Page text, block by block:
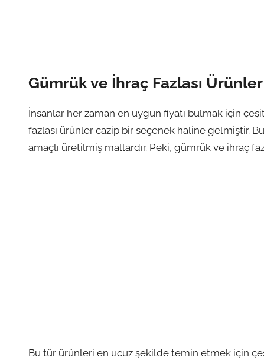
Gümrük ve İhraç Fazlası
İnsanlar her zaman en uygun fiyatı bulmak için
fazlası ürünler cazip bir seçenek haline gelmiştir.
amaçlı üretilmiş mallardır. Peki, gümrük ve ihraç
Bu tür ürünleri en ucuz şekilde temin etmek için